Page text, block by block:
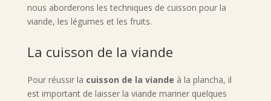
nous aborderons les techniques de cuisson pour la
viande, les légumes et les fruits.
La cuisson de la viande
Pour réussir la cuisson de la viande à la plancha, il
est important de laisser la viande mariner quelques